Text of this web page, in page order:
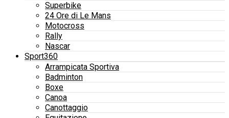
Superbike
24 Ore di Le Mans
Motocross
Rally
Nascar
Sport360
Arrampicata Sportiva
Badminton
Boxe
Canoa
Canottaggio